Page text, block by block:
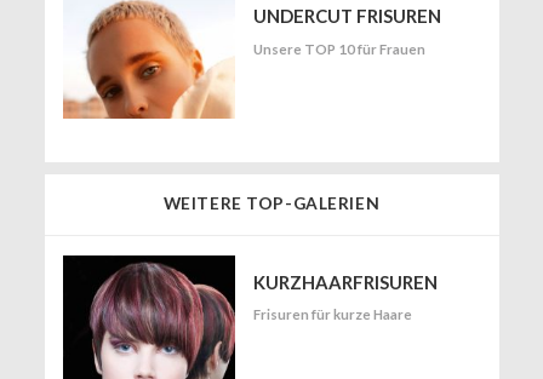
UNDERCUT FRISUREN
Unsere TOP 10 für Frauen
WEITERE TOP-GALERIEN
KURZHAARFRISUREN
Frisuren für kurze Haare